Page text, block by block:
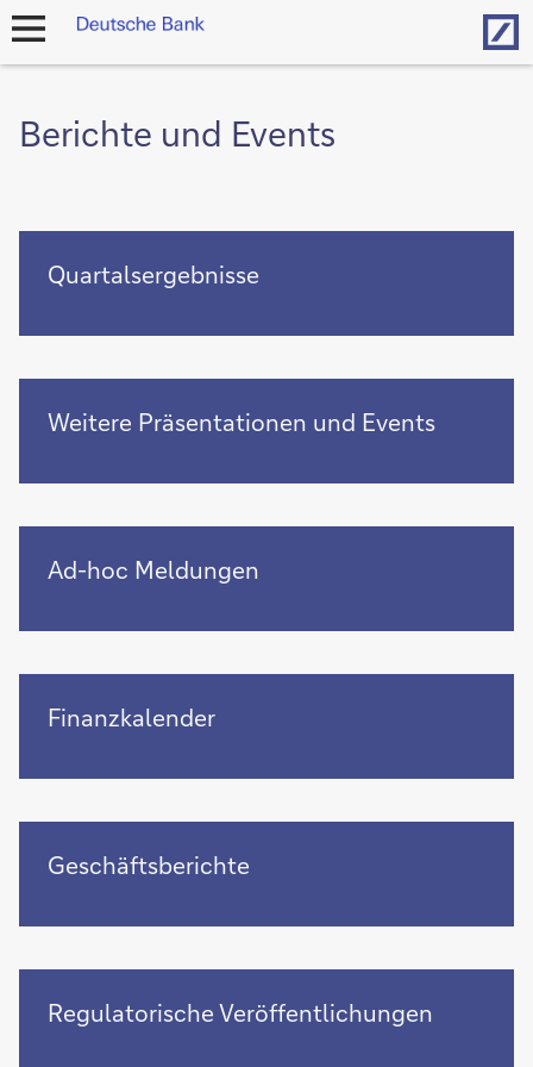
Navigation
Berichte und Events
Quartalsergebnisse
Quartalsergebnisse
Weitere
Präsentationen
Weitere Präsentationen und Events
Ad-
hoc
Ad-hoc Meldungen
Finanzkalender
Finanzkalender
Geschäftsberichte
Geschäftsberichte
Regulatorische
Veröffentlichungen
Regulatorische Veröffentlichungen